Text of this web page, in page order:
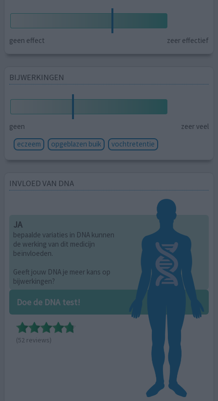
geen effect zeer effectief
BIJWERKINGEN
geen
zeer veel
eczeem
opgeblazen buik vochtretentie
INVLOED VAN DNA
JA
bepaalde variaties in DNA kunnen
de werking van dit medicijn
beïnvloeden.
Geeft jouw DNA je meer kans op
bijwerkingen?
Doe de DNA test!
(52 reviews)